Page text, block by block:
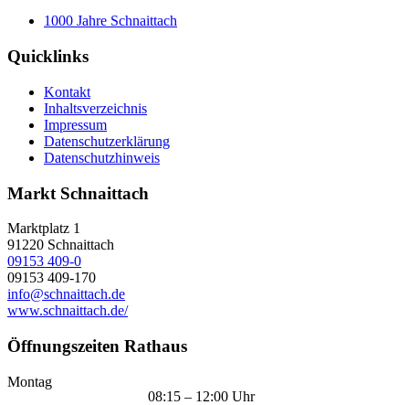
1000 Jahre Schnaittach
Quicklinks
Kontakt
Inhaltsverzeichnis
Impressum
Datenschutzerklärung
Datenschutzhinweis
Markt Schnaittach
Marktplatz 1
91220 Schnaittach
09153 409-0
09153 409-170
info@schnaittach.de
www.schnaittach.de/
Öffnungszeiten Rathaus
Montag
08:15 – 12:00 Uhr